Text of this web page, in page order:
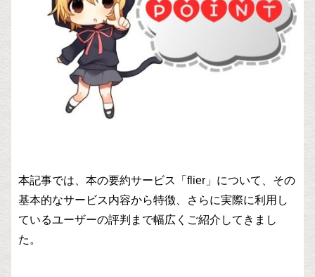
本記事では、本の要約サービス「flier」について、その
基本的なサービス内容から特徴、さらに実際に利用し
ているユーザーの評判まで幅広くご紹介してきまし
た。